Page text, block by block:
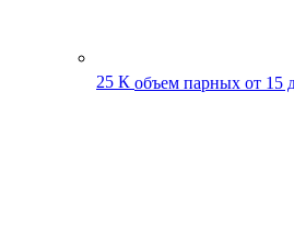
25 К объем парных от 15